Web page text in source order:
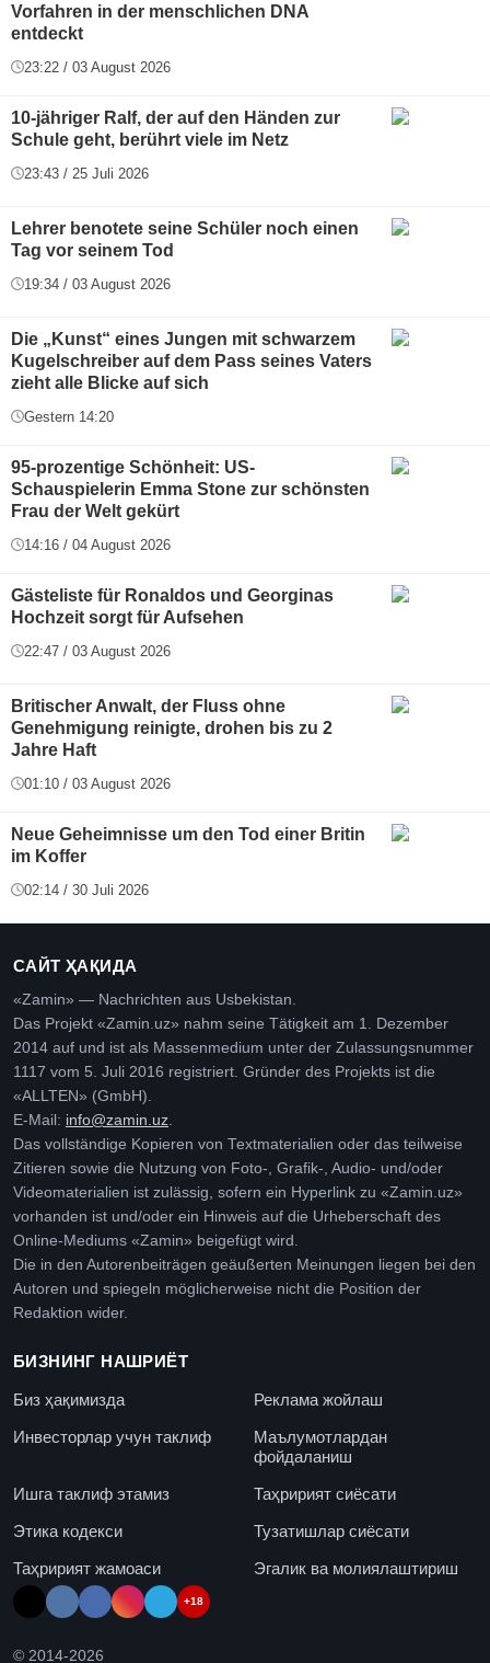
Vorfahren in der menschlichen DNA
entdeckt
23:22 / 03 August 2026
10-jähriger Ralf, der auf den Händen zur
Schule geht, berührt viele im Netz
23:43 / 25 Juli 2026
Lehrer benotete seine Schüler noch einen
Tag vor seinem Tod
19:34 / 03 August 2026
Die „Kunst“ eines Jungen mit schwarzem
Kugelschreiber auf dem Pass seines Vaters
zieht alle Blicke auf sich
Gestern 14:20
95-prozentige Schönheit: US-
Schauspielerin Emma Stone zur schönsten
Frau der Welt gekürt
14:16 / 04 August 2026
Gästeliste für Ronaldos und Georginas
Hochzeit sorgt für Aufsehen
22:47 / 03 August 2026
Britischer Anwalt, der Fluss ohne
Genehmigung reinigte, drohen bis zu 2
Jahre Haft
01:10 / 03 August 2026
Neue Geheimnisse um den Tod einer Britin
im Koffer
02:14 / 30 Juli 2026
САЙТ ҲАҚИДА
«Zamin» — Nachrichten aus Usbekistan.
Das Projekt «Zamin.uz» nahm seine Tätigkeit am 1. Dezember
2014 auf und ist als Massenmedium unter der Zulassungsnummer
1117 vom 5. Juli 2016 registriert. Gründer des Projekts ist die
«ALLTEN» (GmbH).
E-Mail: info@zamin.uz
Das vollständige Kopieren von Textmaterialien oder das teilweise
Zitieren sowie die Nutzung von Foto-, Grafik-, Audio- und/oder
Videomaterialien ist zulässig, sofern ein Hyperlink zu «Zamin.uz»
vorhanden ist und/oder ein Hinweis auf die Urheberschaft des
Online-Mediums «Zamin» beigefügt wird.
Die in den Autorenbeiträgen geäußerten Meinungen liegen bei den
Autoren und spiegeln möglicherweise nicht die Position der
Redaktion wider.
БИЗНИНГ НАШРИЁТ
Биз ҳақимизда
Реклама жойлаш
Инвесторлар учун таклиф
Маълумотлардан
фойдаланиш
Ишга таклиф этамиз
Таҳририят сиёсати
Этика кодекси
Тузатишлар сиёсати
Таҳририят жамоаси
Эгалик ва молиялаштириш
+18
© 2014-2026